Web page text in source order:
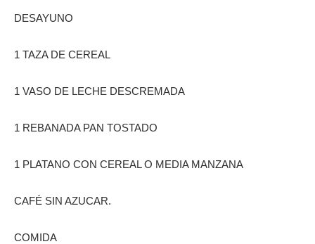
DESAYUNO
1 TAZA DE CEREAL
1 VASO DE LECHE DESCREMADA
1 REBANADA PAN TOSTADO
1 PLATANO CON CEREAL O MEDIA MANZANA
CAFÉ SIN AZUCAR.
COMIDA